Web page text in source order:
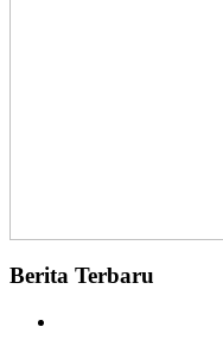
Berita Terbaru